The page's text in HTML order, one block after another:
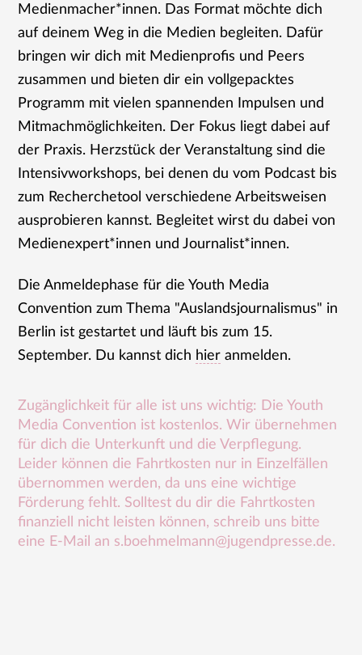
Medienmacher*innen. Das Format möchte dich
auf deinem Weg in die Medien begleiten. Dafür
bringen wir dich mit Medienprofis und Peers
zusammen und bieten dir ein vollgepacktes
Programm mit vielen spannenden Impulsen und
Mitmachmöglichkeiten. Der Fokus liegt dabei auf
der Praxis. Herzstück der Veranstaltung sind die
Intensivworkshops, bei denen du vom Podcast bis
zum Recherchetool verschiedene Arbeitsweisen
ausprobieren kannst. Begleitet wirst du dabei von
Medienexpert*innen und Journalist*innen.
Die Anmeldephase für die Youth Media
Convention zum Thema "Auslandsjournalismus" in
Berlin ist gestartet und läuft bis zum 15.
September. Du kannst dich hier anmelden.
Zugänglichkeit für alle ist uns wichtig: Die Youth
Media Convention ist kostenlos. Wir übernehmen
für dich die Unterkunft und die Verpflegung.
Leider können die Fahrtkosten nur in Einzelfällen
übernommen werden, da uns eine wichtige
Förderung fehlt. Solltest du dir die Fahrtkosten
finanziell nicht leisten können, schreib uns bitte
eine E-Mail an s.boehmelmann@jugendpresse.de.